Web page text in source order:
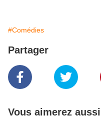
#Comédies
Partager
Vous aimerez aussi